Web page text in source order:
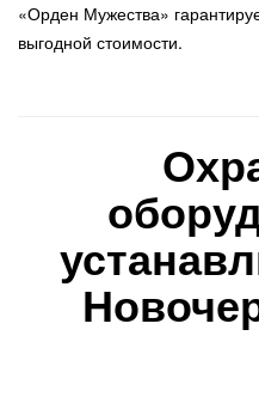
«Орден Мужества»
выгодной стоимости.